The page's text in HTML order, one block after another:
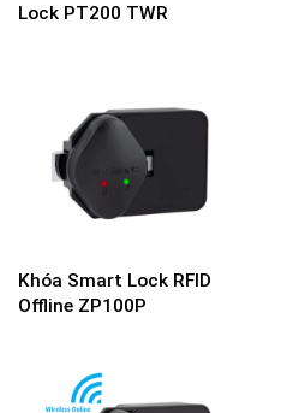
Lock PT200 TWR
Khóa Smart Lock RFID
Offline ZP100P